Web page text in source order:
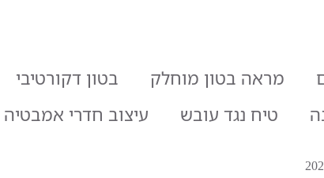
מראה בטון מוחלק בטון דקורטיבי
טיח נגד עובש עיצוב חדרי אמבטיה